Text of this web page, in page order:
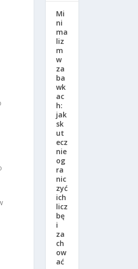
Mi
ni
ma
liz
m
w
za
ba
wk
ac
h:
jak
sk
ut
ecz
nie
og
ra
nic
zyć
ich
licz
bę
i
za
ch
ow
ać